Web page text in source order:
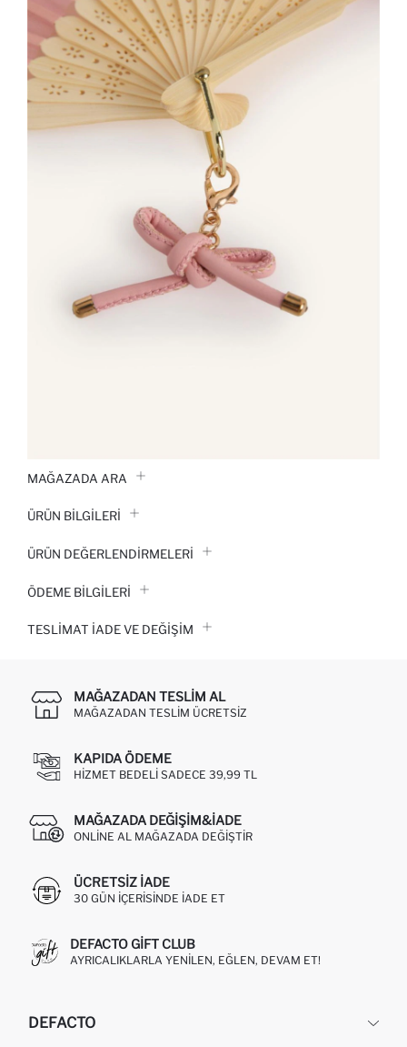
MAĞAZADA ARA
ÜRÜN BILGILERI
ÜRÜN DEĞERLENDİRMELERİ
ÖDEME BİLGİLERİ
TESLIMAT İADE VE DEĞIŞIM
MAĞAZADAN TESLIM AL
MAĞAZADAN TESLIM ÜCRETSIZ
KAPIDA ÖDEME
HIZMET BEDELI SADECE 39,99 TL
MAĞAZADA DEĞIŞIM&İADE
ONLINE AL MAĞAZADA DEĞIŞTIR
ÜCRETSIZ IADE
30 GÜN IÇERISINDE IADE ET
DEFACTO GIFT CLUB
AYRICALIKLARLA YENILEN, EĞLEN, DEVAM ET!
DEFACTO